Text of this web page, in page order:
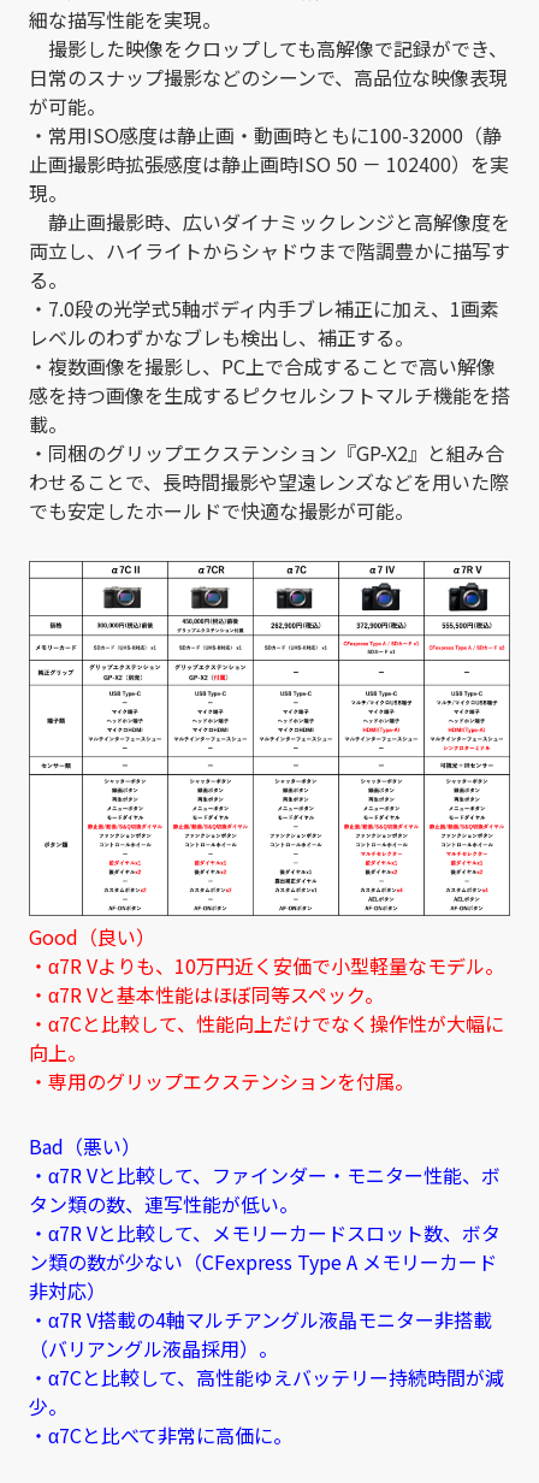
細な描写性能を実現。
撮影した映像をクロップしても高解像で記録ができ、
日常のスナップ撮影などのシーンで、高品位な映像表現
が可能。
・常用ISO感度は静止画・動画時ともに100-32000（静
止画撮影時拡張感度は静止画時ISO 50 － 102400）を実
現。
静止画撮影時、広いダイナミックレンジと高解像度を
両立し、ハイライトからシャドウまで階調豊かに描写す
る。
・7.0段の光学式5軸ボディ内手ブレ補正に加え、1画素
レベルのわずかなブレも検出し、補正する。
・複数画像を撮影し、PC上で合成することで高い解像
感を持つ画像を生成するピクセルシフトマルチ機能を搭
載。
・同梱のグリップエクステンション『GP-X2』と組み合
わせることで、長時間撮影や望遠レンズなどを用いた際
でも安定したホールドで快適な撮影が可能。
Good（良い）
・α7R Vよりも、10万円近く安価で小型軽量なモデル。
・α7R Vと基本性能はほぼ同等スペック。
・α7Cと比較して、性能向上だけでなく操作性が大幅に
向上。
・専用のグリップエクステンションを付属。
Bad（悪い）
・α7R Vと比較して、ファインダー・モニター性能、ボ
タン類の数、連写性能が低い。
・α7R Vと比較して、メモリーカードスロット数、ボタ
ン類の数が少ない（CFexpress Type A メモリーカード
非対応）
・α7R V搭載の4軸マルチアングル液晶モニター非搭載
（バリアングル液晶採用）。
・α7Cと比較して、高性能ゆえバッテリー持続時間が減
少。
・α7Cと比べて非常に高価に。